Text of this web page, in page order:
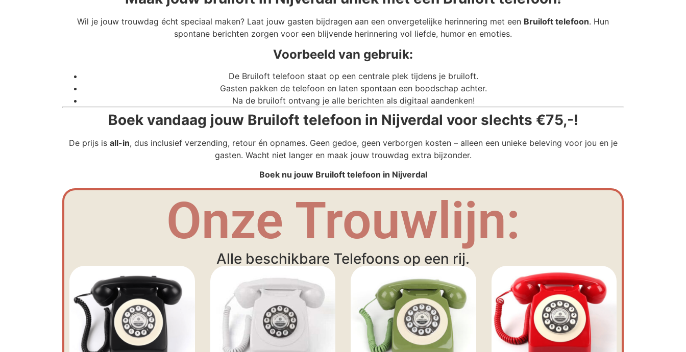
Wil je jouw trouwdag écht speciaal maken? Laat jouw gasten bijdragen aan een onvergetelijke herinnering met een Bruiloft telefoon. Hun
spontane berichten zorgen voor een blijvende herinnering vol liefde, humor en emoties.
Voorbeeld van gebruik:
De Bruiloft telefoon staat op een centrale plek tijdens je bruiloft.
Gasten pakken de telefoon en laten spontaan een boodschap achter.
Na de bruiloft ontvang je alle berichten als digitaal aandenken!
Boek vandaag jouw Bruiloft telefoon in Nijverdal voor slechts €75,-!
De prijs is all-in, dus inclusief verzending, retour én opnames. Geen gedoe, geen verborgen kosten – alleen een unieke beleving voor jou en je
gasten. Wacht niet langer en maak jouw trouwdag extra bijzonder.
Boek nu jouw Bruiloft telefoon in Nijverdal
Onze Trouwlijn:
Alle beschikbare Telefoons op een rij.